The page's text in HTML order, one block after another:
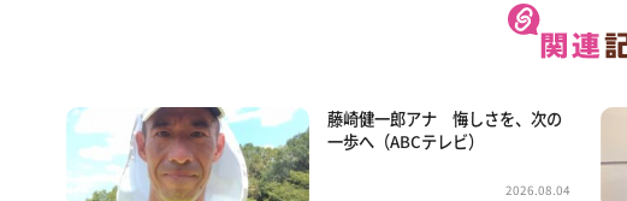
藤崎健一郎アナ 悔しさを、次の
一歩へ（ABCテレビ）
2026.08.04